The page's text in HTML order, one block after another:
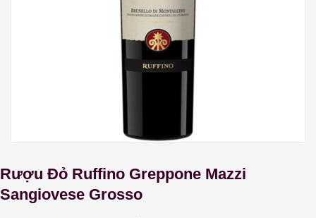
Rượu Đỏ Ruffino Greppone Mazzi
Sangiovese Grosso